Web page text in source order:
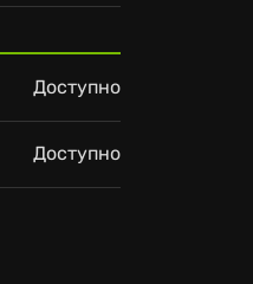
Доступно
Доступно